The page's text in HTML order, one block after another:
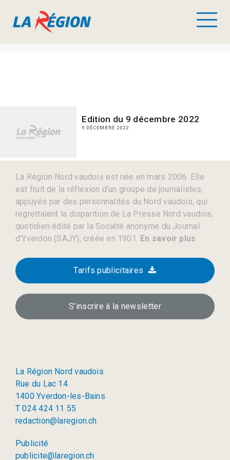
Edition du 9 décembre 2022
9 DÉCEMBRE 2022
La Région Nord vaudois est née en mars 2006. Elle
est fruit de la réflexion d’un groupe de journalistes,
appuyés par des personnalités du Nord vaudois, qui
regrettaient la disparition de La Presse Nord vaudois,
quotidien édité par la Société anonyme du Journal
d’Yverdon (SAJY), créée en 1901. En savoir plus
Tarifs publicitaires
S’inscrire à la newsletter
La Région Nord vaudois
Rue du Lac 14
1400 Yverdon-les-Bains
T 024 424 11 55
redaction@laregion.ch
Publicité
publicite@laregion.ch